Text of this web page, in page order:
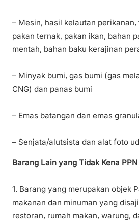
– Mesin, hasil kelautan
pakan ternak, pakan ikan, bahan
mentah, bahan baku kerajinan
– Minyak bumi, gas bumi (gas
CNG) dan panas bumi
– Emas batangan dan emas
– Senjata/alutsista dan alat foto
Barang Lain yang Tidak Kena PPN
1. Barang yang merupakan objek
makanan dan minuman yang
restoran, rumah makan, warung,